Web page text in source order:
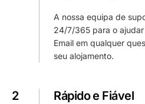
A nossa equipa de
24/7/365 para o
Email em qualquer
seu alojamento.
2 Rápido e Fiável